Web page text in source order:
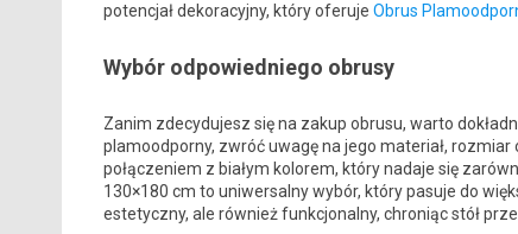
potencjał dekoracyjny, który oferuje Obrus
Wybór odpowiedniego obrusy
Zanim zdecydujesz się na zakup obrusu, warto
plamoodporny, zwróć uwagę na jego materiał,
połączeniem z białym kolorem, który nadaje się
130×180 cm to uniwersalny wybór, który pasuje do
estetyczny, ale również funkcjonalny, chroniąc stół